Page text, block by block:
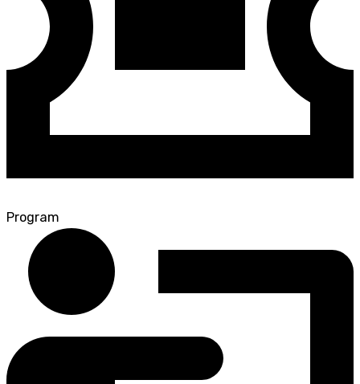
Program